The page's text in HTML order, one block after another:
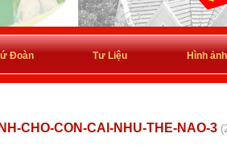
Đoàn Tư Liệu Hình ảnh
CHO-CON-CAI-NHU-THE-NAO-3